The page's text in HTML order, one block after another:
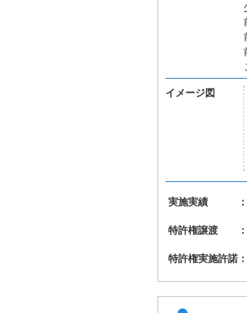
イメージ図
実施実績 ：
特許権譲渡 ：
特許権実施許諾：